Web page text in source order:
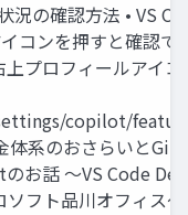
の確認方法 • VS
コンを押すと確認で
プロフィールアイ
copilot/
系のおさらいと
お話 〜VS Code Dev
フト品川オフィス